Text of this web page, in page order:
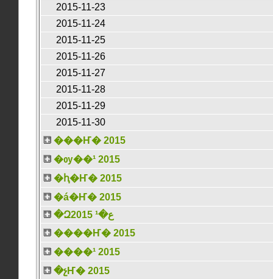
2015-11-23
2015-11-24
2015-11-25
2015-11-26
2015-11-27
2015-11-28
2015-11-29
2015-11-30
���Ҥ� 2015
�ѹ��¹ 2015
�ԧ�Ҥ� 2015
�á�Ҥ� 2015
�Զع�¹ 2015
����Ҥ� 2015
����¹ 2015
�չҤ� 2015